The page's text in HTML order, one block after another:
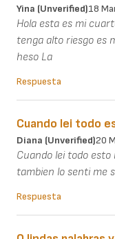
Yina (unverified)18
Hola esta es mi
tenga alto riesgo es
heso La
Respuesta
Cuando lei todo
Diana (unverified)20
Cuando lei todo
tambien lo senti me
Respuesta